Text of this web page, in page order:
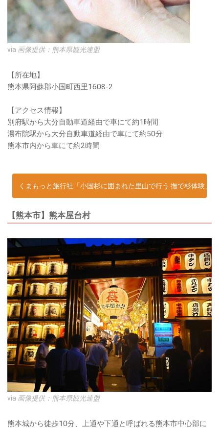
via 画像提供：熊本県観光連盟
【所在地】
熊本県阿蘇郡小国町西里1608-2
【アクセス情報】
別府駅から大分自動車道経由で車にて約1時間
湯布院駅から大分自動車道経由で車にて約50分
熊本市内から車にて約2時間
くまもっと旅行社「小国杉に囲まれた里山で行う 撫で杉体験」
【熊本市】熊本屋台村
via 画像提供：熊本県観光連盟
熊本城から徒歩10分、上通や下通と呼ばれる熊本市中心部に